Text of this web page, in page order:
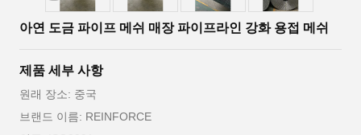
아연 도금 파이프 메쉬 매장 파이프라인 강화 용접 메쉬
제품 세부 사항
원래 장소: 중국
브랜드 이름: REINFORCE